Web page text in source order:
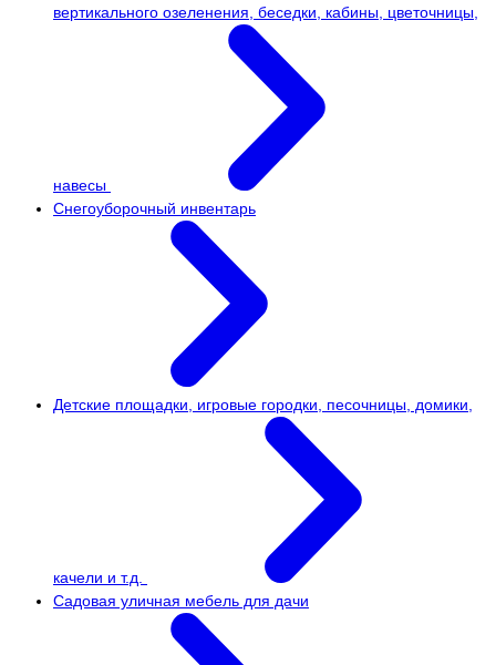
вертикального озеленения, беседки, кабины, цветочницы,
навесы
Снегоуборочный инвентарь
Детские площадки, игровые городки, песочницы, домики,
качели и т.д.
Садовая уличная мебель для дачи